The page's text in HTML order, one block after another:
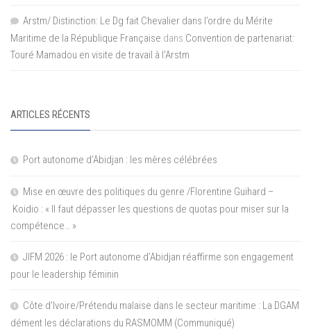
Arstm/ Distinction: Le Dg fait Chevalier dans l’ordre du Mérite
Maritime de la République Française dans Convention de partenariat:
Touré Mamadou en visite de travail à l’Arstm
ARTICLES RÉCENTS
Port autonome d’Abidjan : les mères célébrées
Mise en œuvre des politiques du genre /Florentine Guihard –
Koidio : « Il faut dépasser les questions de quotas pour miser sur la
compétence… »
JIFM 2026 : le Port autonome d’Abidjan réaffirme son engagement
pour le leadership féminin
Côte d’Ivoire/Prétendu malaise dans le secteur maritime : La DGAM
dément les déclarations du RASMOMM (Communiqué)